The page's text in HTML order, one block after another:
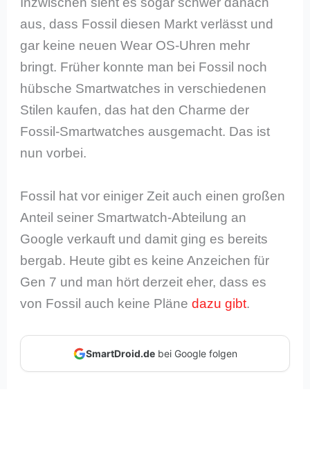
aus, dass Fossil diesen Markt verlässt und
gar keine neuen Wear OS-Uhren mehr
bringt. Früher konnte man bei Fossil noch
hübsche Smartwatches in verschiedenen
Stilen kaufen, das hat den Charme der
Fossil-Smartwatches ausgemacht. Das ist
nun vorbei.
Fossil hat vor einiger Zeit auch einen großen
Anteil seiner Smartwatch-Abteilung an
Google verkauft und damit ging es bereits
bergab. Heute gibt es keine Anzeichen für
Gen 7 und man hört derzeit eher, dass es
von Fossil auch keine Plänedazu gibt.
SmartDroid.debei Google folgen